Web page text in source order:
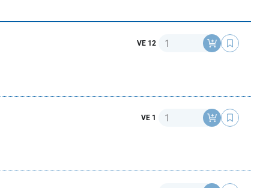
VE 12 Anzahl
VE 1 Anzahl